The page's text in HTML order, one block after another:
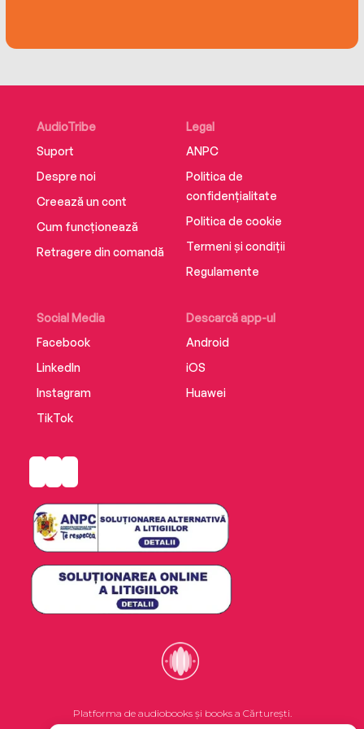
AudioTribe
Suport
Despre noi
Creează un cont
Cum funcționează
Retragere din comandă
Social Media
Facebook
LinkedIn
Instagram
TikTok
Descarcă app-ul
Android
iOS
Huawei
Legal
ANPC
Politica de
confidențialitate
Politica de cookie
Termeni și condiții
Regulamente
Platforma de audiobooks și books a Cărturești.